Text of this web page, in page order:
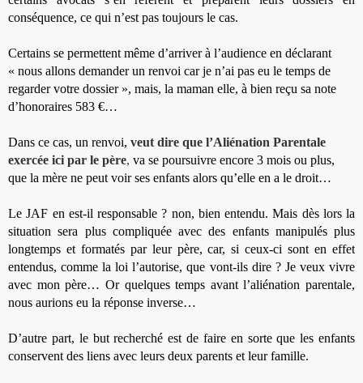
conséquence, ce qui n’est pas toujours le cas.
Certains se permettent même d’arriver à l’audience en déclarant
« nous allons demander un renvoi car je n’ai pas eu le temps de
regarder votre dossier », mais, la maman elle, à bien reçu sa note
d’honoraires 583 €…
Dans ce cas, un renvoi, veut dire que l’Aliénation Parentale
exercée ici par le père, va se poursuivre encore 3 mois ou plus,
que la mère ne peut voir ses enfants alors qu’elle en a le droit…
Le JAF en est-il responsable ? non, bien entendu. Mais dès lors la
situation sera plus compliquée avec des enfants manipulés plus
longtemps et formatés par leur père, car, si ceux-ci sont en effet
entendus, comme la loi l’autorise, que vont-ils dire ? Je veux vivre
avec mon père… Or quelques temps avant l’aliénation parentale,
nous aurions eu la réponse inverse…
D’autre part, le but recherché est de faire en sorte que les enfants
conservent des liens avec leurs deux parents et leur famille.